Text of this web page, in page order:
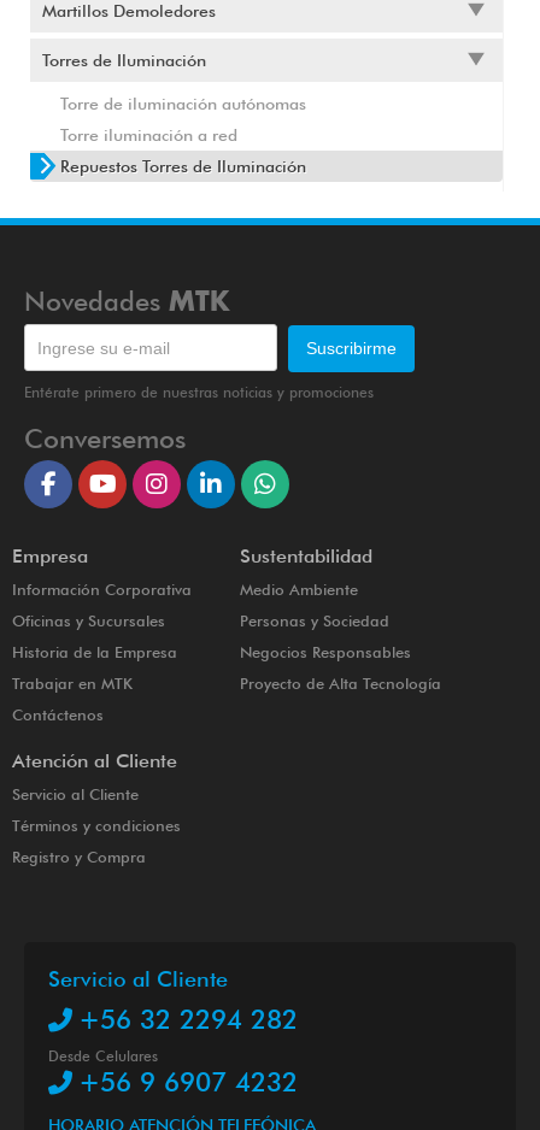
Martillos Demoledores
Torres de Iluminación
Torre de iluminación autónomas
Torre iluminación a red
Repuestos Torres de Iluminación
Novedades MTK
Entérate primero de nuestras noticias y promociones
Conversemos
Empresa
Información Corporativa
Oficinas y Sucursales
Historia de la Empresa
Trabajar en MTK
Contáctenos
Sustentabilidad
Medio Ambiente
Personas y Sociedad
Negocios Responsables
Proyecto de Alta Tecnología
Atención al Cliente
Servicio al Cliente
Términos y condiciones
Registro y Compra
Servicio al Cliente
+56 32 2294 282
Desde Celulares
+56 9 6907 4232
HORARIO ATENCIÓN TELEFÓNICA